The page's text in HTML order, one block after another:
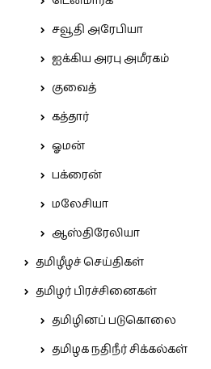
சவூதி அரேபியா
ஐக்கிய அரபு அமீரகம்
குவைத்
கத்தார்
ஓமன்
பக்ரைன்
மலேசியா
ஆஸ்திரேலியா
தமிழீழச் செய்திகள்
தமிழர் பிரச்சினைகள்
தமிழினப் படுகொலை
தமிழக நதிநீர் சிக்கல்கள்